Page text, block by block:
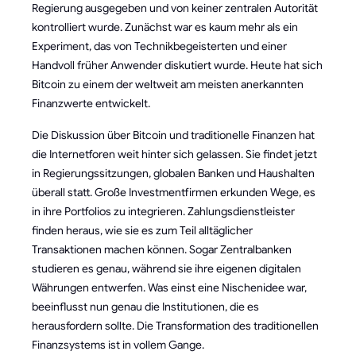
Regierung ausgegeben und von keiner zentralen Autorität
kontrolliert wurde. Zunächst war es kaum mehr als ein
Experiment, das von Technikbegeisterten und einer
Handvoll früher Anwender diskutiert wurde. Heute hat sich
Bitcoin zu einem der weltweit am meisten anerkannten
Finanzwerte entwickelt.
Die Diskussion über Bitcoin und traditionelle Finanzen hat
die Internetforen weit hinter sich gelassen. Sie findet jetzt
in Regierungssitzungen, globalen Banken und Haushalten
überall statt. Große Investmentfirmen erkunden Wege, es
in ihre Portfolios zu integrieren. Zahlungsdienstleister
finden heraus, wie sie es zum Teil alltäglicher
Transaktionen machen können. Sogar Zentralbanken
studieren es genau, während sie ihre eigenen digitalen
Währungen entwerfen. Was einst eine Nischenidee war,
beeinflusst nun genau die Institutionen, die es
herausfordern sollte. Die Transformation des traditionellen
Finanzsystems ist in vollem Gange.